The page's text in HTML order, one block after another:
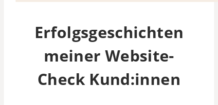
Erfolgsgeschichten
meiner Website-
Check Kund:innen